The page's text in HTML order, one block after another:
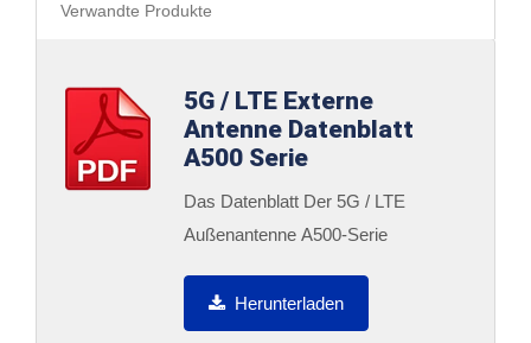
Verwandte Produkte
5G / LTE Externe
Antenne Datenblatt
A500 Serie
Das Datenblatt Der 5G / LTE
Außenantenne A500-Serie
Herunterladen